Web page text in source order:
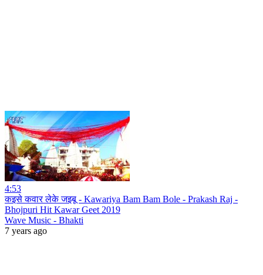
4:53
कइसे कवार लेके जइबू - Kawariya Bam Bam Bole - Prakash Raj -
Bhojpuri Hit Kawar Geet 2019
Wave Music - Bhakti
7 years ago